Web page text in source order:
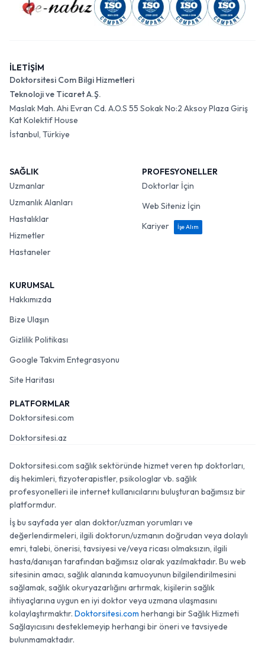
İLETİŞİM
Doktorsitesi Com Bilgi Hizmetleri
Teknoloji ve Ticaret A.Ş.
Maslak Mah. Ahi Evran Cd. A.O.S 55 Sokak No:2 Aksoy Plaza Giriş
Kat Kolektif House
İstanbul, Türkiye
SAĞLIK
Uzmanlar
Uzmanlık Alanları
Hastalıklar
Hizmetler
Hastaneler
PROFESYONELLER
Doktorlar İçin
Web Siteniz İçin
Kariyer
İşe Alım
KURUMSAL
Hakkımızda
Bize Ulaşın
Gizlilik Politikası
Google Takvim Entegrasyonu
Site Haritası
PLATFORMLAR
Doktorsitesi.com
Doktorsitesi.az
Doktorsitesi.com sağlık sektöründe hizmet veren tıp doktorları,
diş hekimleri, fizyoterapistler, psikologlar vb. sağlık
profesyonelleri ile internet kullanıcılarını buluşturan bağımsız bir
platformdur.
İş bu sayfada yer alan doktor/uzman yorumları ve
değerlendirmeleri, ilgili doktorun/uzmanın doğrudan veya dolaylı
emri, talebi, önerisi, tavsiyesi ve/veya ricası olmaksızın, ilgili
hasta/danışan tarafından bağımsız olarak yazılmaktadır. Bu web
sitesinin amacı, sağlık alanında kamuoyunun bilgilendirilmesini
sağlamak, sağlık okuryazarlığını artırmak, kişilerin sağlık
ihtiyaçlarına uygun en iyi doktor veya uzmana ulaşmasını
kolaylaştırmaktır. Doktorsitesi.com herhangi bir Sağlık Hizmeti
Sağlayıcısını desteklemeyip herhangi bir öneri ve tavsiyede
bulunmamaktadır.